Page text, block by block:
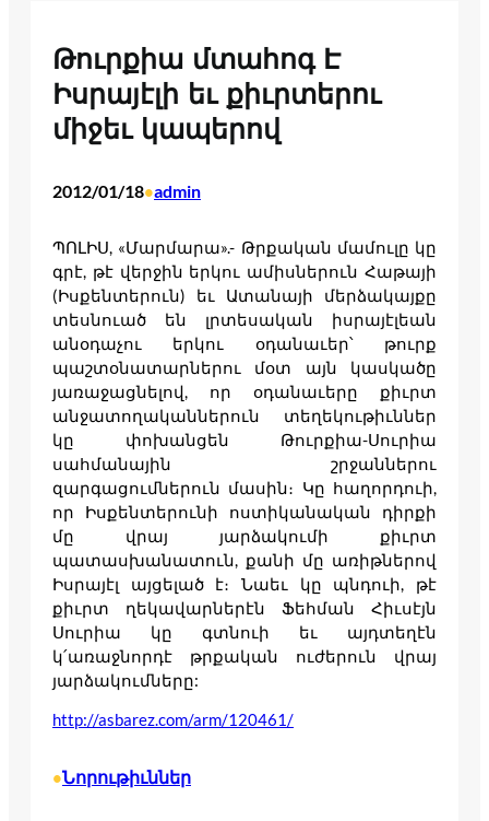
Թուրքիա մտահոգ Է
Իսրայէլի եւ քիւրտերու
միջեւ կապերով
2012/01/18•admin
ՊՈԼԻՍ, «Մարմարա».- Թրքական մամուլը կը
գրէ, թէ վերջին երկու ամիսներուն Հաթայի
(Իսքենտերուն) եւ Ատանայի մերձակայքը
տեսնուած են լրտեսական իսրայէլեան
անօդաչու երկու օդանաւեր՝ թուրք
պաշտօնատարներու մօտ այն կասկածը
յառաջացնելով, որ օդանաւերը քիւրտ
անջատողականներուն տեղեկութիւններ
կը փոխանցեն Թուրքիա-Սուրիա
սահմանային շրջաններու
զարգացումներուն մասին։ Կը հաղորդուի,
որ Իսքենտերունի ոստիկանական դիրքի
մը վրայ յարձակումի քիւրտ
պատասխանատուն, քանի մը առիթներով
Իսրայէլ այցելած է։ Նաեւ կը պնդուի, թէ
քիւրտ ղեկավարներէն Ֆեհման Հիւսէյն
Սուրիա կը գտնուի եւ այդտեղէն
կ՛առաջնորդէ թրքական ուժերուն վրայ
յարձակումները:
http://asbarez.com/arm/120461/
•Նորութիւններ